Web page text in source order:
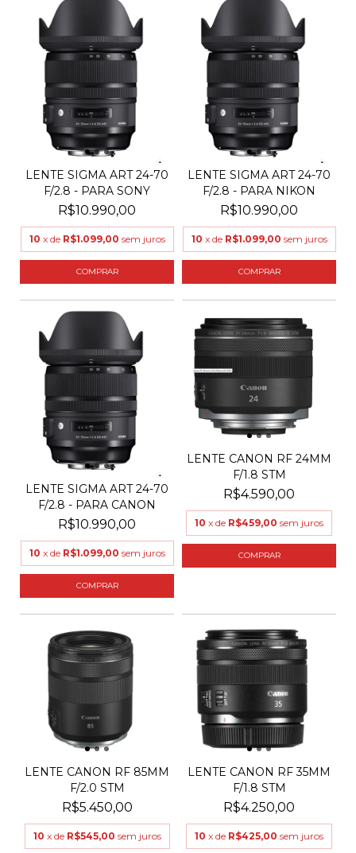
LENTE SIGMA ART 24-70
F/2.8 - PARA SONY
R$10.990,00
10 x de R$1.099,00 sem juros
LENTE SIGMA ART 24-70
F/2.8 - PARA NIKON
R$10.990,00
10 x de R$1.099,00 sem juros
LENTE SIGMA ART 24-70
F/2.8 - PARA CANON
R$10.990,00
10 x de R$1.099,00 sem juros
LENTE CANON RF 24MM
F/1.8 STM
R$4.590,00
10 x de R$459,00 sem juros
LENTE CANON RF 85MM
F/2.0 STM
R$5.450,00
10 x de R$545,00 sem juros
LENTE CANON RF 35MM
F/1.8 STM
R$4.250,00
10 x de R$425,00 sem juros